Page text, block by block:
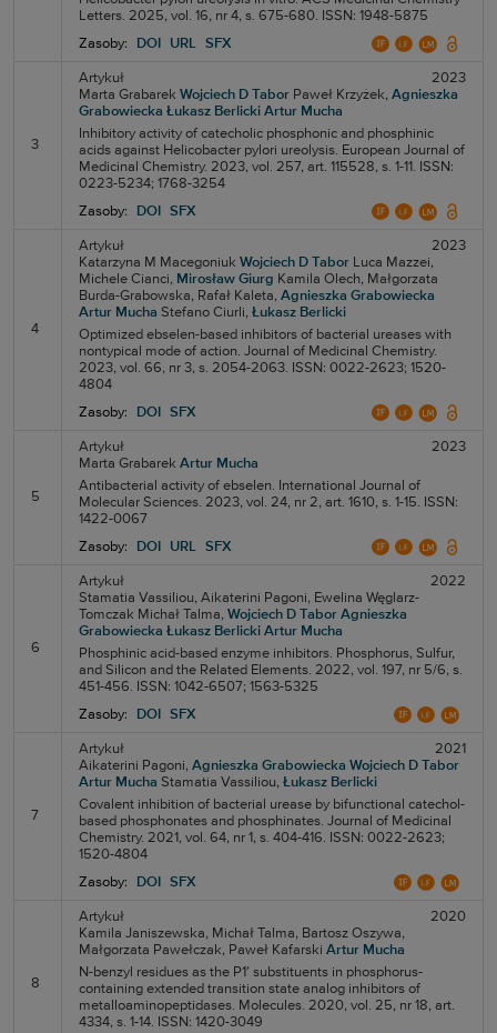
Letters. 2025, vol. 16, nr 4, s. 675-680. ISSN: 1948-5875
Zasoby:
DOI URL SFX
3
Artykuł
2023
Marta Grabarek Wojciech D Tabor Paweł Krzyżek, Agnieszka
Grabowiecka Łukasz Berlicki Artur Mucha
Inhibitory activity of catecholic phosphonic and phosphinic
acids against Helicobacter pylori ureolysis. European Journal of
Medicinal Chemistry. 2023, vol. 257, art. 115528, s. 1-11. ISSN:
0223-5234; 1768-3254
Zasoby:
DOI SFX
4
Artykuł
2023
Katarzyna M Macegoniuk Wojciech D Tabor Luca Mazzei,
Michele Cianci, Mirosław Giurg Kamila Olech, Małgorzata
Burda-Grabowska, Rafał Kaleta, Agnieszka Grabowiecka
Artur Mucha Stefano Ciurli, Łukasz Berlicki
Optimized ebselen-based inhibitors of bacterial ureases with
nontypical mode of action. Journal of Medicinal Chemistry.
2023, vol. 66, nr 3, s. 2054-2063. ISSN: 0022-2623; 1520-
4804
Zasoby:
DOI SFX
5
Artykuł
2023
Marta Grabarek Artur Mucha
Antibacterial activity of ebselen. International Journal of
Molecular Sciences. 2023, vol. 24, nr 2, art. 1610, s. 1-15. ISSN:
1422-0067
Zasoby:
DOI URL SFX
6
Artykuł
2022
Stamatia Vassiliou, Aikaterini Pagoni, Ewelina Węglarz-
Tomczak Michał Talma, Wojciech D Tabor Agnieszka
Grabowiecka Łukasz Berlicki Artur Mucha
Phosphinic acid-based enzyme inhibitors. Phosphorus, Sulfur,
and Silicon and the Related Elements. 2022, vol. 197, nr 5/6, s.
451-456. ISSN: 1042-6507; 1563-5325
Zasoby:
DOI SFX
7
Artykuł
2021
Aikaterini Pagoni, Agnieszka Grabowiecka Wojciech D Tabor
Artur Mucha Stamatia Vassiliou, Łukasz Berlicki
Covalent inhibition of bacterial urease by bifunctional catechol-
based phosphonates and phosphinates. Journal of Medicinal
Chemistry. 2021, vol. 64, nr 1, s. 404-416. ISSN: 0022-2623;
1520-4804
Zasoby:
DOI SFX
8
Artykuł
2020
Kamila Janiszewska, Michał Talma, Bartosz Oszywa,
Małgorzata Pawełczak, Paweł Kafarski Artur Mucha
N-benzyl residues as the P1′ substituents in phosphorus-
containing extended transition state analog inhibitors of
metalloaminopeptidases. Molecules. 2020, vol. 25, nr 18, art.
4334, s. 1-14. ISSN: 1420-3049